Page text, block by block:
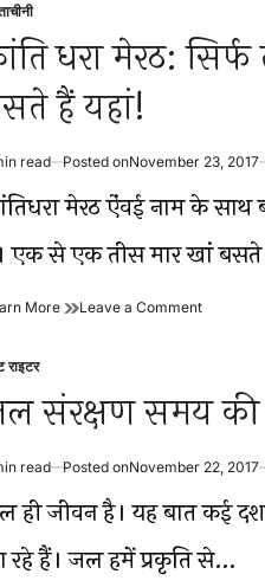
धरा मेरठ:
हैं यहां!
read Posted onNovember 23, 2017
मेरठ ऐंवई नाम के
एक से एक तीस मार खां
More क्रांति
तीस
मार
हैं
यहां!
Leave a Commenton
तीस
बसते
यहां!
राइटर
संरक्षण समय
read Posted onNovember 22, 2017
ही जीवन है। यह बात कई
हैं। जल हमें प्रकृति से…